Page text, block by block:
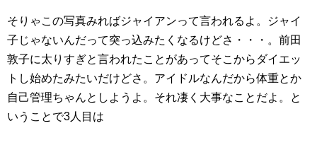
そりゃこの写真みればジャイアンって言われるよ。ジャイ
子じゃないんだって突っ込みたくなるけどさ・・・。前田
敦子に太りすぎと言われたことがあってそこからダイエッ
トし始めたみたいだけどさ。アイドルなんだから体重とか
自己管理ちゃんとしようよ。それ凄く大事なことだよ。と
いうことで3人目は